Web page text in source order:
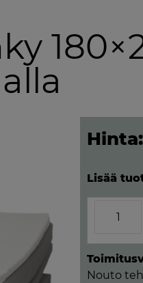
Lisää
180x200
määrä
Nouto